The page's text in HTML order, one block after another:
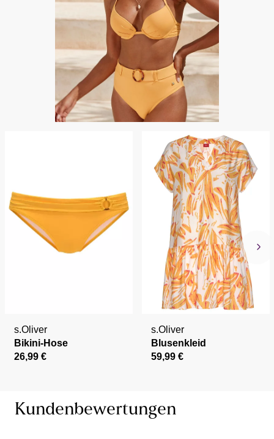
s.Oliver
Bikini-Hose
26,99 €
s.Oliver
Blusenkleid
59,99 €
Kundenbewertungen